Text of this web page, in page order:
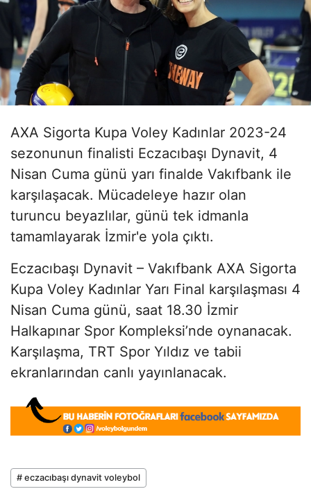
AXA Sigorta Kupa Voley Kadınlar 2023-24
sezonunun finalisti Eczacıbaşı Dynavit, 4
Nisan Cuma günü yarı finalde Vakıfbank ile
karşılaşacak. Mücadeleye hazır olan
turuncu beyazlılar, günü tek idmanla
tamamlayarak İzmir'e yola çıktı.
Eczacıbaşı Dynavit – Vakıfbank AXA Sigorta
Kupa Voley Kadınlar Yarı Final karşılaşması 4
Nisan Cuma günü, saat 18.30 İzmir
Halkapınar Spor Kompleksi’nde oynanacak.
Karşılaşma, TRT Spor Yıldız ve tabii
ekranlarından canlı yayınlanacak.
# eczacıbaşı dynavit voleybol